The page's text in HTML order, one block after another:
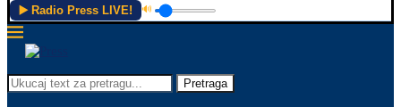
▶️ Radio Press LIVE! 🔊
Pretraga